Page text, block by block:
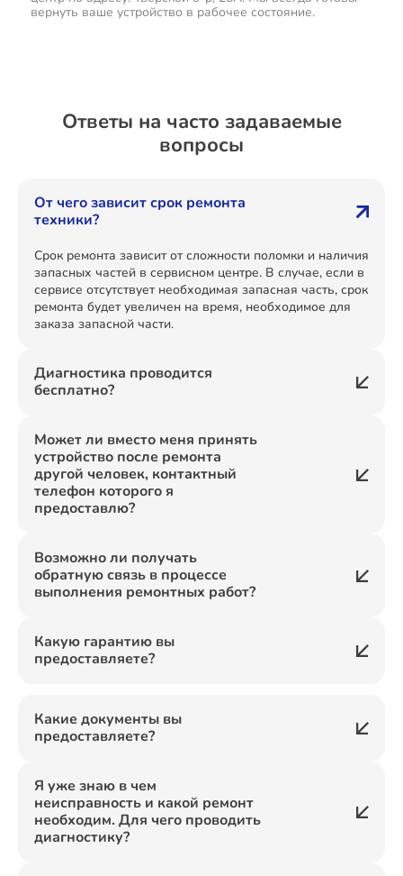
вернуть ваше устройство в рабочее состояние.
Ответы на часто задаваемые
вопросы
От чего зависит срок ремонта
техники?
Срок ремонта зависит от сложности поломки и наличия
запасных частей в сервисном центре. В случае, если в
сервисе отсутствует необходимая запасная часть, срок
ремонта будет увеличен на время, необходимое для
заказа запасной части.
Диагностика проводится
бесплатно?
Может ли вместо меня принять
устройство после ремонта
другой человек, контактный
телефон которого я
предоставлю?
Возможно ли получать
обратную связь в процессе
выполнения ремонтных работ?
Какую гарантию вы
предоставляете?
Какие документы вы
предоставляете?
Я уже знаю в чем
неисправность и какой ремонт
необходим. Для чего проводить
диагностику?